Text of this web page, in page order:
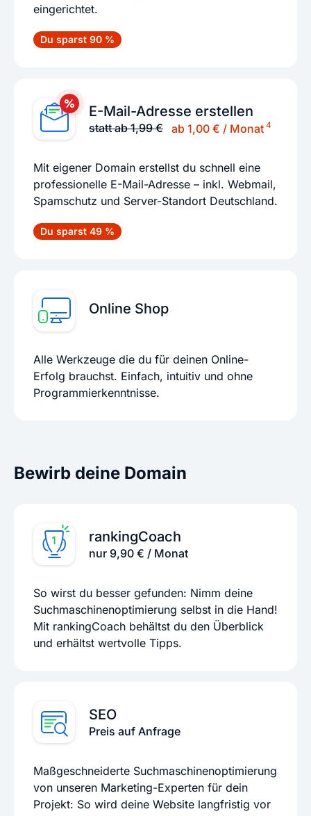
eingerichtet.
Du sparst 90 %
E-Mail-Adresse erstellen
statt ab 1,99 € ab 1,00 € / Monat4
Mit eigener Domain erstellst du schnell eine
professionelle E-Mail-Adresse – inkl. Webmail,
Spamschutz und Server-Standort Deutschland.
Du sparst 49 %
Online Shop
Alle Werkzeuge die du für deinen Online-
Erfolg brauchst. Einfach, intuitiv und ohne
Programmierkenntnisse.
Bewirb deine Domain
rankingCoach
nur 9,90 € / Monat
So wirst du besser gefunden: Nimm deine
Suchmaschinenoptimierung selbst in die Hand!
Mit rankingCoach behältst du den Überblick
und erhältst wertvolle Tipps.
SEO
Preis auf Anfrage
Maßgeschneiderte Suchmaschinenoptimierung
von unseren Marketing-Experten für dein
Projekt: So wird deine Website langfristig vor